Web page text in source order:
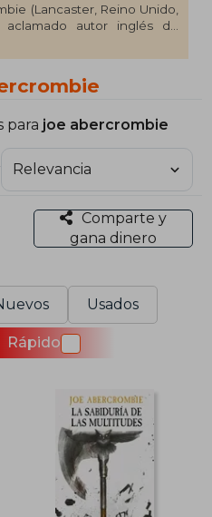
(Lancaster, Reino Unido,
autor inglés de
Se dio a conocer con su
de la Primera Ley (La
último argumento de los
crudo y personajes
Mánchester y trabajar en el
Abercrombie se dedicó
a la literatura, expandiendo
como Los héroes.
para joe abercrombie
Comparte y
gana dinero
Usados
Rápido